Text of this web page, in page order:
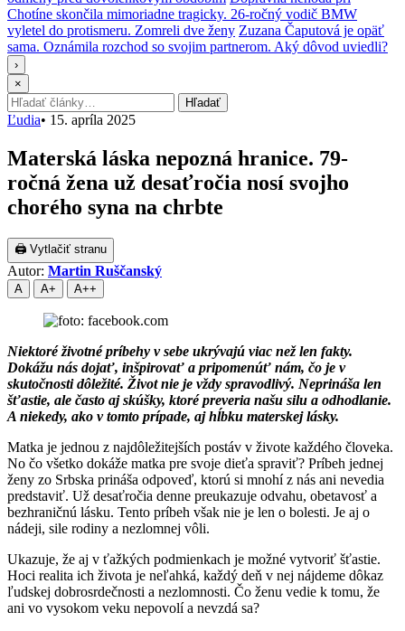
Chotíne skončila mimoriadne tragicky. 26-ročný vodič BMW
vyletel do protismeru. Zomreli dve ženy Zuzana Čaputová je opäť
sama. Oznámila rozchod so svojim partnerom. Aký dôvod uviedli?
›
×
Hľadať: Hľadať
Ľudia• 15. apríla 2025
Materská láska nepozná hranice. 79-
ročná žena už desaťročia nosí svojho
chorého syna na chrbte
🖨 Vytlačiť stranu
Autor: Martin Ruščanský
A A+ A++
Niektoré životné príbehy v sebe ukrývajú viac než len fakty.
Dokážu nás dojať, inšpirovať a pripomenúť nám, čo je v
skutočnosti dôležité. Život nie je vždy spravodlivý. Neprináša len
šťastie, ale často aj skúšky, ktoré preveria našu silu a odhodlanie.
A niekedy, ako v tomto prípade, aj hĺbku materskej lásky.
Matka je jednou z najdôležitejších postáv v živote každého človeka.
No čo všetko dokáže matka pre svoje dieťa spraviť? Príbeh jednej
ženy zo Srbska prináša odpoveď, ktorú si mnohí z nás ani nevedia
predstaviť. Už desaťročia denne preukazuje odvahu, obetavosť a
bezhraničnú lásku. Tento príbeh však nie je len o bolesti. Je aj o
nádeji, sile rodiny a nezlomnej vôli.
Ukazuje, že aj v ťažkých podmienkach je možné vytvoriť šťastie.
Hoci realita ich života je neľahká, každý deň v nej nájdeme dôkaz
ľudskej dobrosrdečnosti a nezlomnosti. Čo ženu vedie k tomu, že
ani vo vysokom veku nepovolí a nevzdá sa?